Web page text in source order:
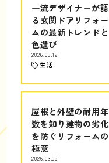
一流デザイナーが語
る玄関ドアリフォー
ムの最新トレンドと
色選び
2026.03.12
生活
屋根と外壁の耐用年
数を知り建物の劣化
を防ぐリフォームの
極意
2026.03.05